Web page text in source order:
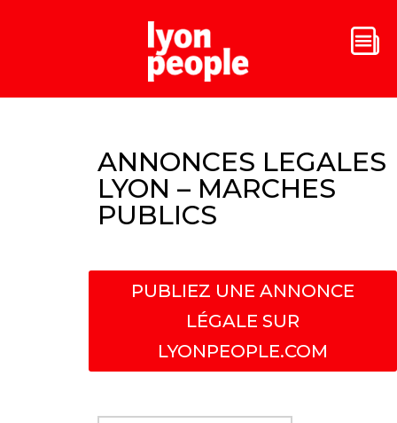
ANNONCES LEGALES
LYON – MARCHES
PUBLICS
PUBLIEZ UNE ANNONCE
LÉGALE SUR
LYONPEOPLE.COM